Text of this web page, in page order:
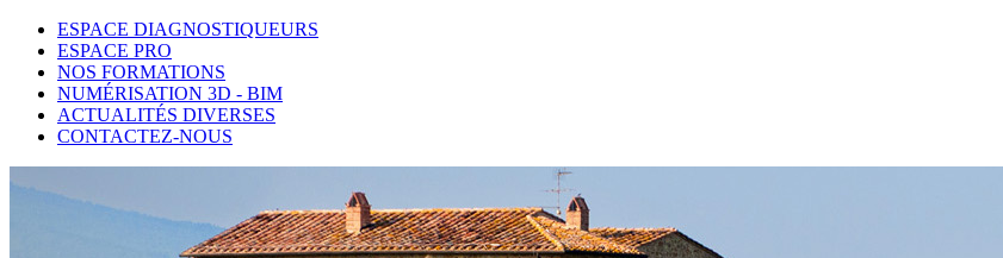
ESPACE DIAGNOSTIQUEURS
ESPACE PRO
NOS FORMATIONS
NUMÉRISATION 3D - BIM
ACTUALITÉS DIVERSES
CONTACTEZ-NOUS